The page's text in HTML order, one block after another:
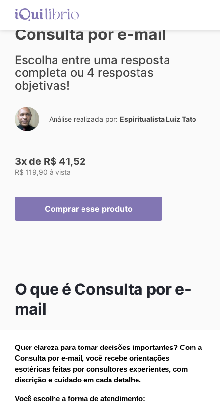
Consulta por e-mail
Escolha entre uma resposta
completa ou 4 respostas
objetivas!
Análise realizada por: Espiritualista Luiz Tato
3x de R$ 41,52
R$ 119,90 à vista
O que é Consulta por e-
mail
Quer clareza para tomar decisões importantes? Com a
Consulta por e-mail, você recebe orientações
esotéricas feitas por consultores experientes, com
discrição e cuidado em cada detalhe.
Você escolhe a forma de atendimento: